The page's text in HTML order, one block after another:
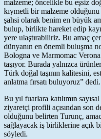
malzeme; öncelikle bu eşsiz
kıymetli bir malzeme
şahsi olarak benim en büyük
bulup, birlikte hareket edip
yere ulaştırabiliriz. Bu amaç
dünyanın en önemli buluşma
Bologna ve Marmomac
taşıyor. Burada yalnızca
Türk doğal taşının kalitesini,
anlatma fırsatı buluyoruz” dedi.
Bu yıl fuarlara katılımın
ziyaretçi profili açısından son
olduğunu belirten Turunç,
sağlayacak iş birliklerine açık
söyledi.